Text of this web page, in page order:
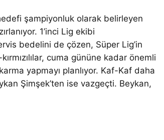
şampiyonluk olarak belirleyen
1’inci Lig ekibi
bedelini de çözen, Süper Lig’in
cuma gününe kadar önemli
yapmayı planlıyor. Kaf-Kaf daha
Şimşek’ten ise vazgeçti. Beykan,